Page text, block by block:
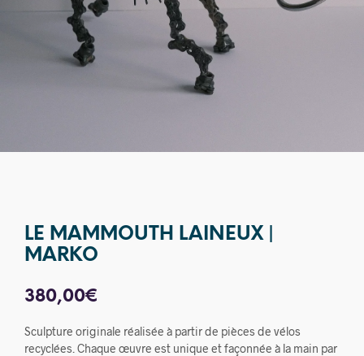
LE MAMMOUTH LAINEUX |
MARKO
380,00€
Sculpture originale réalisée à partir de pièces de vélos
recyclées. Chaque œuvre est unique et façonnée à la main par